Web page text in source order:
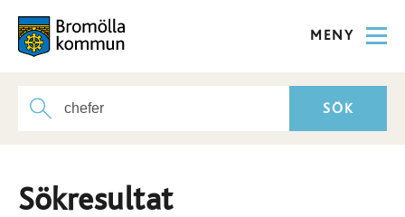
MENY
Sökresultat